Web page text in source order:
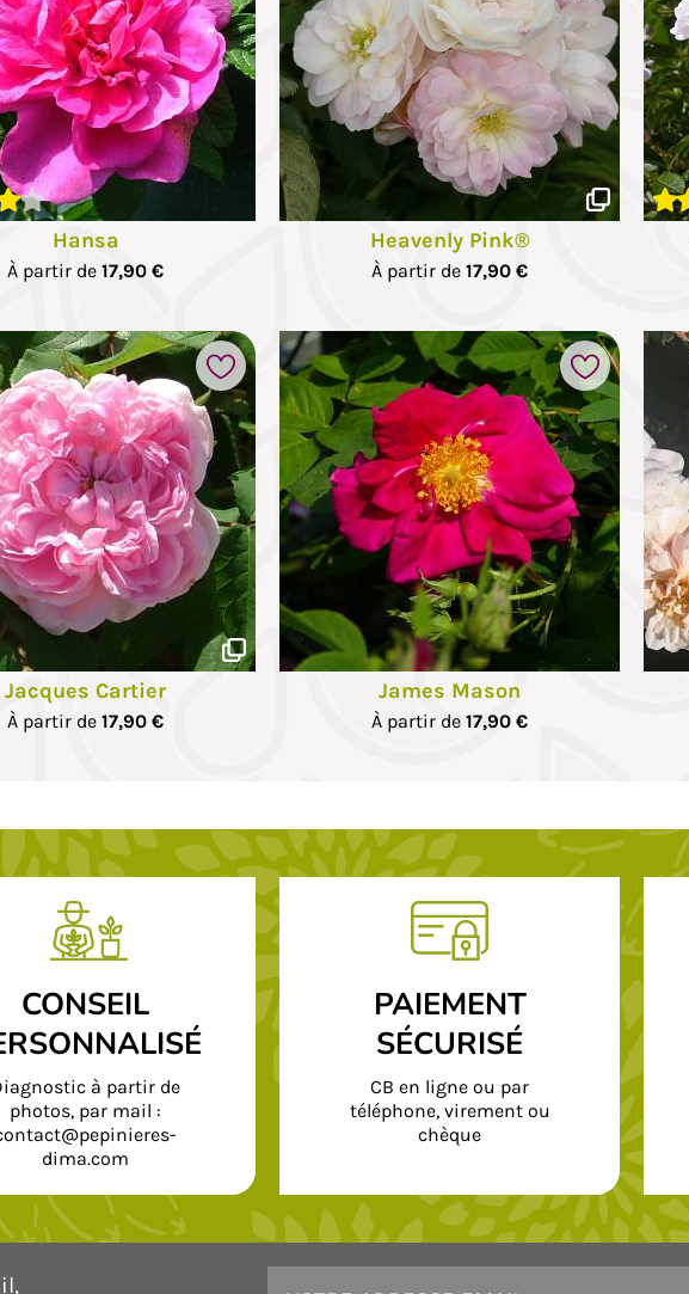
Hansa
À partir de 17,90 €
Heavenly Pink®
À partir de 17,90 €
Jacques Cartier
À partir de 17,90 €
James Mason
À partir de 17,90 €
Ajouter à mes favoris
CONSEIL
à partir de
photos, par mail :
dima.com
PAIEMENT
SÉCURISÉ
CB en ligne ou par
téléphone, virement ou
chèque